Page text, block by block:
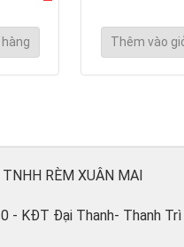
Thêm vào
RÈM XUÂN MAI
- KĐT Đại Thanh- Thanh Trì